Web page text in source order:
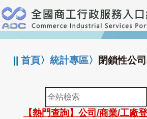
跳
到
主
要
:::
||首頁〉統計專區〉 閉鎖性公
全
站
檢
【熱門查詢】公司/商業/工廠